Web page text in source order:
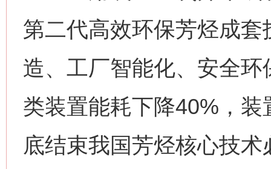
第二代高效环保芳烃成
造、工厂智能化、安全
类装置能耗下降40%，
底结束我国芳烃核心技